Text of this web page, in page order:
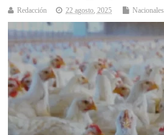
Redacción 22 agosto, 2025 Nacionales